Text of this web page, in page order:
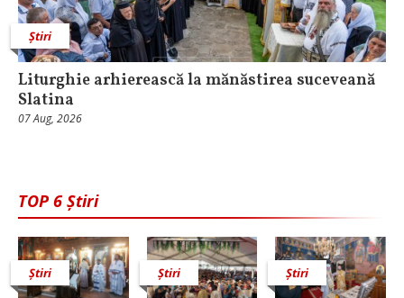
Știri
Liturghie arhierească la mănăstirea suceveană
Slatina
07 Aug, 2026
TOP 6 Știri
Știri Știri Știri